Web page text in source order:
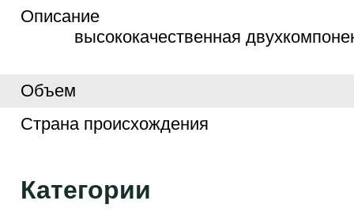
Описание
высококачественная
Объем
Страна происхождения
Категории